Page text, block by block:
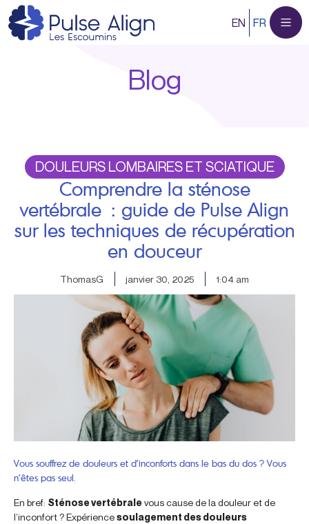
Aller
au
contenu
EN FR
Blog
DOULEURS LOMBAIRES ET SCIATIQUE
Comprendre la sténose
vertébrale : guide de Pulse Align
sur les techniques de récupération
en douceur
ThomasG janvier 30, 2025 1:04 am
Vous souffrez de douleurs et d’inconforts dans le bas du dos ? Vous
n’êtes pas seul.
En bref: Sténose vertébralevous cause de la douleur et de
l’inconfort ? Expériencesoulagement des douleurs